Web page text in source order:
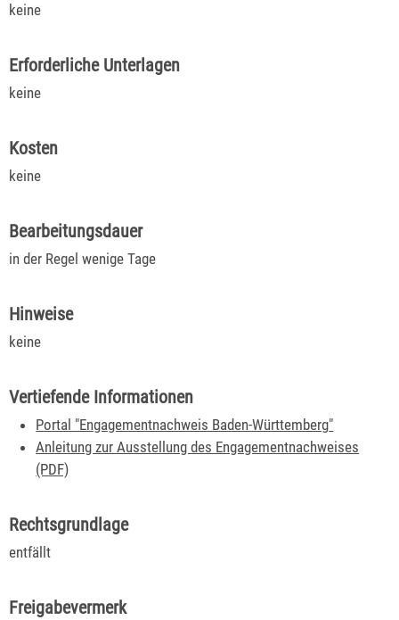
keine
Erforderliche Unterlagen
keine
Kosten
keine
Bearbeitungsdauer
in der Regel wenige Tage
Hinweise
keine
Vertiefende Informationen
Portal "Engagementnachweis Baden-Württemberg"
Anleitung zur Ausstellung des Engagementnachweises
(PDF)
Rechtsgrundlage
entfällt
Freigabevermerk